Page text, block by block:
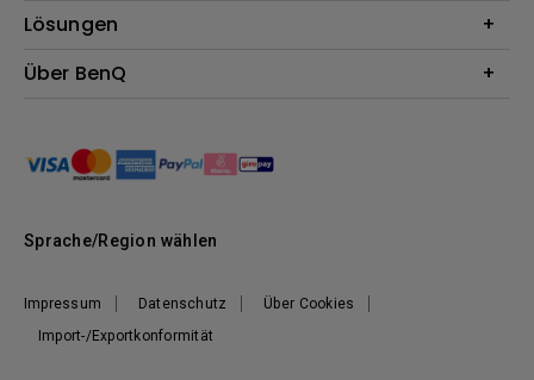
Lampen
Webcams
Kontakt
Reparaturservice
Onlineshop FAQ
BenQ Blog
Lösungen
Für Unternehmen
Über BenQ
Nachhaltigkeit
Unser Versprechen
Impressum Datenschutz
Über Cookies
Import-/Exportkonformität
Sprache/Region wählen